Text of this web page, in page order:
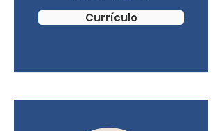
Currículo